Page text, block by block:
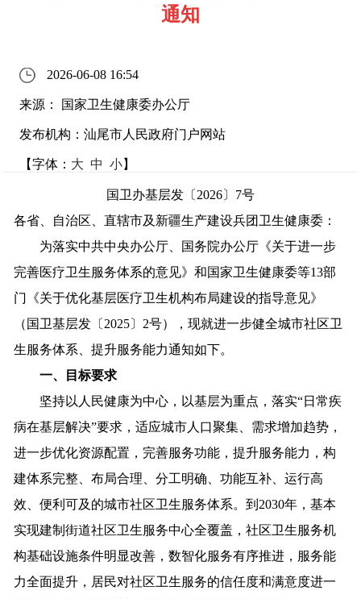
通知
2026-06-08 16:54
来源： 国家卫生健康委办公厅
发布机构：汕尾市人民政府门户网站
【字体： 大 中 小】
国卫办基层发〔2026〕7号
各省、自治区、直辖市及新疆生产建设兵团卫生健康委：
为落实中共中央办公厅、国务院办公厅《关于进一步
完善医疗卫生服务体系的意见》和国家卫生健康委等13部
门《关于优化基层医疗卫生机构布局建设的指导意见》
（国卫基层发〔2025〕2号），现就进一步健全城市社区卫
生服务体系、提升服务能力通知如下。
一、目标要求
坚持以人民健康为中心，以基层为重点，落实“日常疾
病在基层解决”要求，适应城市人口聚集、需求增加趋势，
进一步优化资源配置，完善服务功能，提升服务能力，构
建体系完整、布局合理、分工明确、功能互补、运行高
效、便利可及的城市社区卫生服务体系。到2030年，基本
实现建制街道社区卫生服务中心全覆盖，社区卫生服务机
构基础设施条件明显改善，数智化服务有序推进，服务能
力全面提升，居民对社区卫生服务的信任度和满意度进一